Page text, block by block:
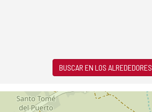
BUSCAR EN LOS ALREDEDORES